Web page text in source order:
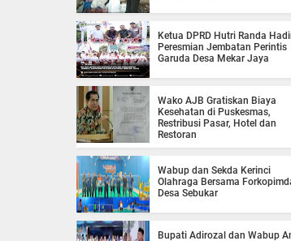
Ketua DPRD Hutri Randa
Peresmian Jembatan Perintis
Garuda Desa Mekar Jaya
Wako AJB Gratiskan Biaya
Kesehatan di Puskesmas,
Restribusi Pasar, Hotel dan
Restoran
Wabup dan Sekda Kerinci
Olahraga Bersama
Desa Sebukar
Bupati Adirozal dan Wabup